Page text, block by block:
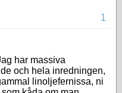
1
har massiva
och hela inredningen,
linoljefernissa, ni